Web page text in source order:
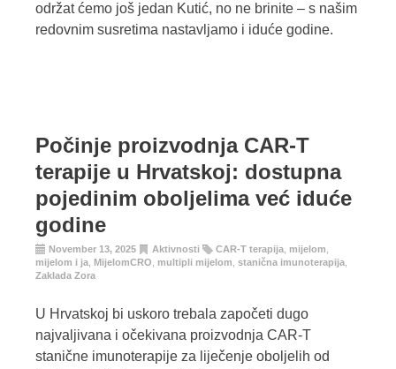
održat ćemo još jedan Kutić, no ne brinite – s našim
redovnim susretima nastavljamo i iduće godine.
Počinje proizvodnja CAR-T
terapije u Hrvatskoj: dostupna
pojedinim oboljelima već iduće
godine
November 13, 2025 Aktivnosti CAR-T terapija mijelom
mijelom i ja MijelomCRO multipli mijelom stanična imunoterapija
Zaklada Zora
U Hrvatskoj bi uskoro trebala započeti dugo
najvaljivana i očekivana proizvodnja CAR-T
stanične imunoterapije za liječenje oboljelih od